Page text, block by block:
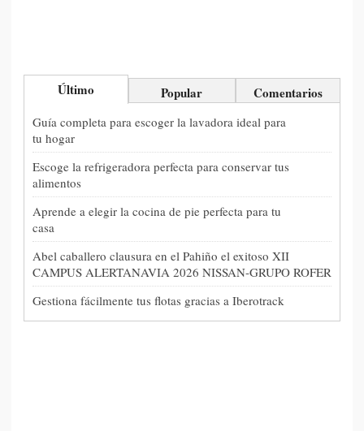
Último Popular Comentarios
Guía completa para escoger la lavadora ideal para
tu hogar
Escoge la refrigeradora perfecta para conservar tus
alimentos
Aprende a elegir la cocina de pie perfecta para tu
casa
Abel caballero clausura en el Pahiño el exitoso XII
CAMPUS ALERTANAVIA 2026 NISSAN-GRUPO ROFER
Gestiona fácilmente tus flotas gracias a Iberotrack